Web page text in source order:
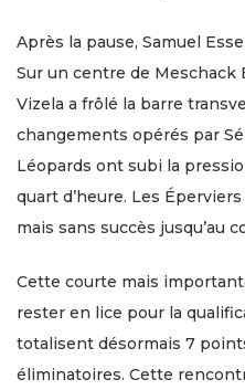
Après la pause, Samuel
Sur un centre de Meschack
Vizela a frôlé la barre
changements opérés par
Léopards ont subi la
quart d’heure. Les
mais sans succès jusqu’au
Cette courte mais
rester en lice pour la
totalisent désormais 7
éliminatoires. Cette